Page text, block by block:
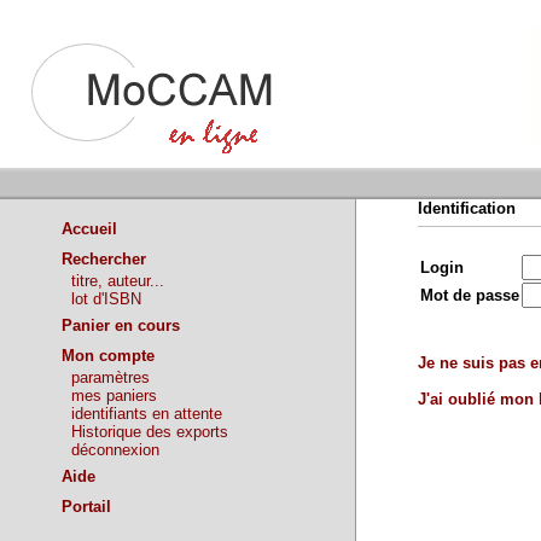
Accueil
Rechercher
titre, auteur...
lot d'ISBN
Panier en cours
Mon compte
paramètres
mes paniers
identifiants en attente
Historique des exports
déconnexion
Aide
Portail
Identification
Login
Mot de passe
Je ne suis pas
J'ai oublié mon